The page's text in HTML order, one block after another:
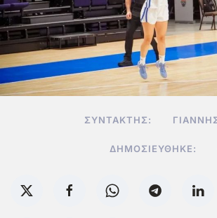
ΣΥΝΤΆΚΤΗΣ:
ΔΗΜΟΣΙΕΎΘΗΚΕ: